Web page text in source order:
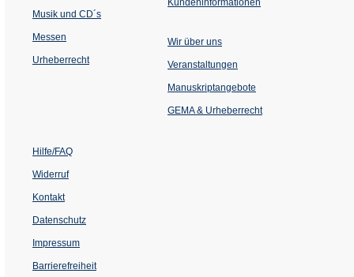
Musik und CD´s
Messen
Urheberrecht
Wir über uns
Veranstaltungen
einem
Tab)
Manuskriptangebote
GEMA & Urheberrecht
Hilfe/FAQ
Widerruf
Kontakt
Datenschutz
Impressum
Barrierefreiheit